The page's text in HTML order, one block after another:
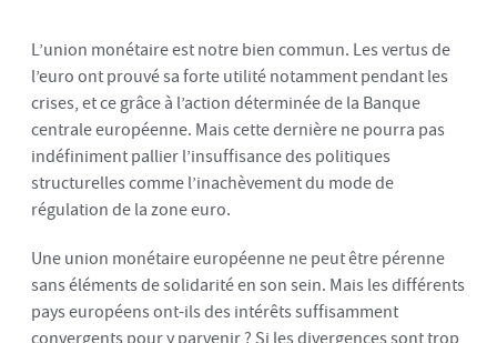
L’union monétaire est notre bien commun. Les vertus de
l’euro ont prouvé sa forte utilité notamment pendant les
crises, et ce grâce à l’action déterminée de la Banque
centrale européenne. Mais cette dernière ne pourra pas
indéfiniment pallier l’insuffisance des politiques
structurelles comme l’inachèvement du mode de
régulation de la zone euro.
Une union monétaire européenne ne peut être pérenne
sans éléments de solidarité en son sein. Mais les différents
pays européens ont-ils des intérêts suffisamment